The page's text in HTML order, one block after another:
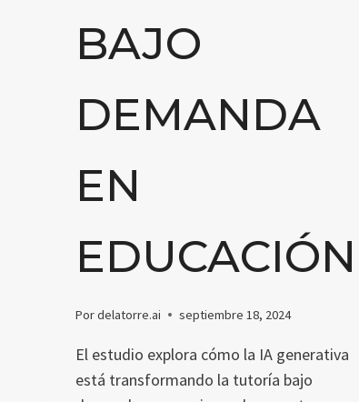
BAJO
DEMANDA
EN
EDUCACIÓN
Pordelatorre.ai septiembre 18, 2024
El estudio explora cómo la IA generativa
está transformando la tutoría bajo